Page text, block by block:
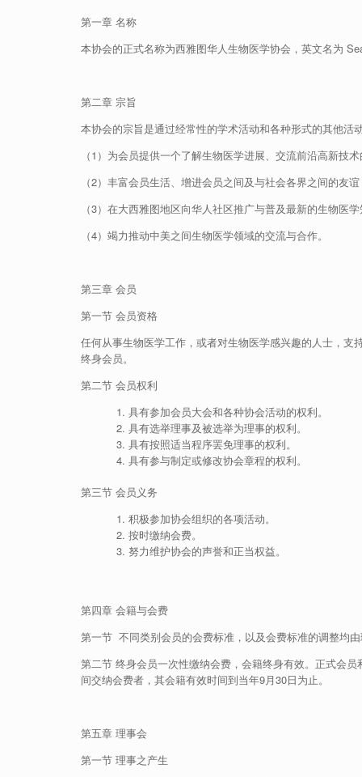
第一章 名称
本协会的正式名称为西雅图华人生物医学协会，英文名为
第二章 宗旨
本协会的宗旨是通过经常性的学术活动和各种形式的其他活
（1）为会员提供一个了解生物医学进展、交流前沿高新技
（2）丰富会员生活、增进会员之间及与社会各界之间的友
（3）在大西雅图地区向华人社区推广与普及最新的生物医
（4）竭力推动中美之间生物医学领域的交流与合作。
第三章 会员
第一节 会员资格
任何从事生物医学工作，或者对生物医学感兴趣的人士，
终身会员。
第二节 会员权利
具有参加会员大会和各种协会活动的权利。
具有选举理事及被选举为理事的权利。
具有按照适当程序罢免理事的权利。
具有参与制定或修改协会章程的权利。
第三节 会员义务
积极参加协会组织的各项活动。
按时缴纳会费。
努力维护协会的声誉和正当权益。
第四章 会籍与会费
第一节 不同类别会员的会费标准，以及会费标准的调整均
第二节 终身会员一次性缴纳会费，会籍终身有效。正式会
间交纳会费者，其会籍有效时间到当年9月30日为止。
第五章 理事会
第一节 理事之产生